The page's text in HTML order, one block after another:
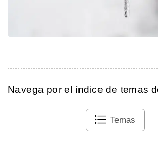
Navega por el índice de temas
Temas